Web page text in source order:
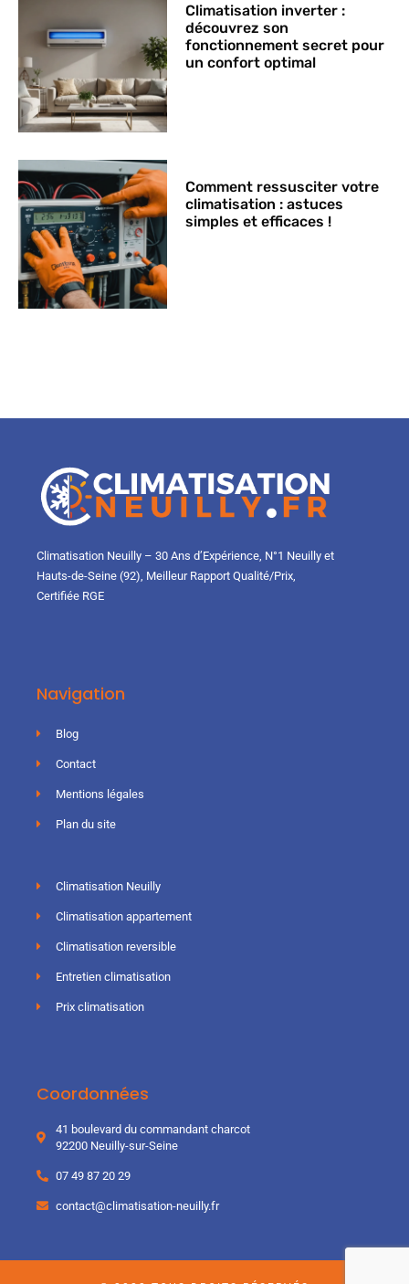
Climatisation inverter :
découvrez son
fonctionnement secret pour
un confort optimal
Comment ressusciter votre
climatisation : astuces
simples et efficaces !
Climatisation Neuilly – 30 Ans d’Expérience, N°1 Neuilly et
Hauts-de-Seine (92), Meilleur Rapport Qualité/Prix,
Certifiée RGE
Navigation
Blog
Contact
Mentions légales
Plan du site
Climatisation Neuilly
Climatisation appartement
Climatisation reversible
Entretien climatisation
Prix climatisation
Coordonnées
41 boulevard du commandant charcot
92200 Neuilly-sur-Seine
07 49 87 20 29
contact@climatisation-neuilly.fr